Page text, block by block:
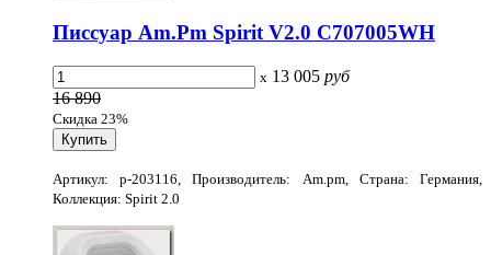
Писсуар Am.Pm Spirit V2.0 C707005WH
x 13 005 руб
16 890
Скидка 23%
Артикул: p-203116, Производитель: Am.pm, Страна: Германия,
Коллекция: Spirit 2.0